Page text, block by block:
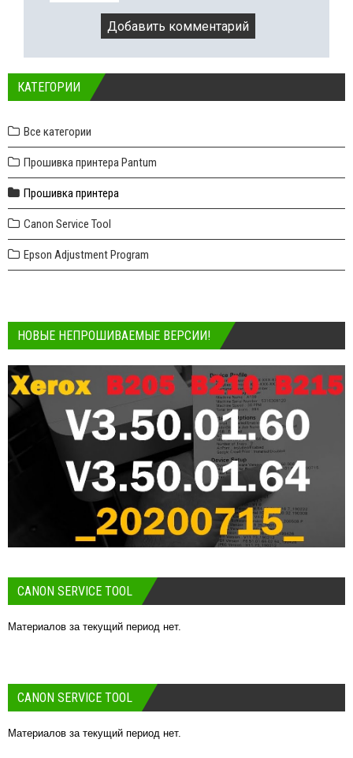
КАТЕГОРИИ
Все категории
Прошивка принтера Pantum
Прошивка принтера
Canon Service Tool
Epson Adjustment Program
НОВЫЕ НЕПРОШИВАЕМЫЕ ВЕРСИИ!
CANON SERVICE TOOL
Материалов за текущий период нет.
CANON SERVICE TOOL
Материалов за текущий период нет.